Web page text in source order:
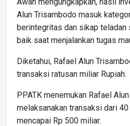
Alun Trisambodo masuk
berintegritas dan sikap teladan
baik saat menjalankan tugas
Diketahui, Rafael Alun
transaksi ratusan miliar Rupiah.
PPATK menemukan Rafael
melaksanakan transaksi dari
mencapai Rp 500 miliar.